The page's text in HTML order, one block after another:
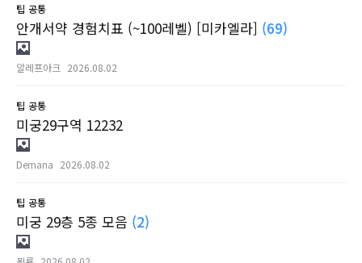
팁 공통
안개서약 경험치표 (~100레벨) [미카엘라] (69)
알레프아크 2026.08.02
팁 공통
미궁29구역 12232
Demana 2026.08.02
팁 공통
미궁 29층 5종 모음 (2)